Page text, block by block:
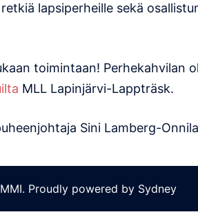
lapsiperheille sekä
toimintaan! Perhekahvilan
MLL Lapinjärvi-Lappträsk.
Sini Lamberg-
Proudly powered by Sydney